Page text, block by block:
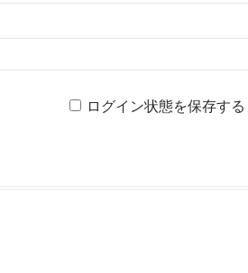
ログイン状態を保存する